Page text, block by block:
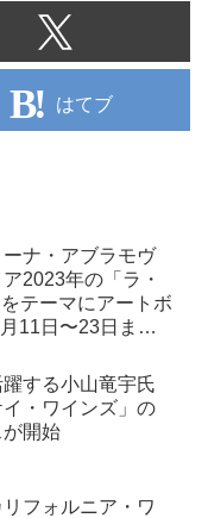
はてブ
ナ・アブラモヴ
2023年の「ラ・
テーマにアートボ
11日〜23日ま
ラインオークシ
額をソロモン・
を通じてアート作
する小山竜宇氏
・ワインズ」の
開始
フォルニア・ワ